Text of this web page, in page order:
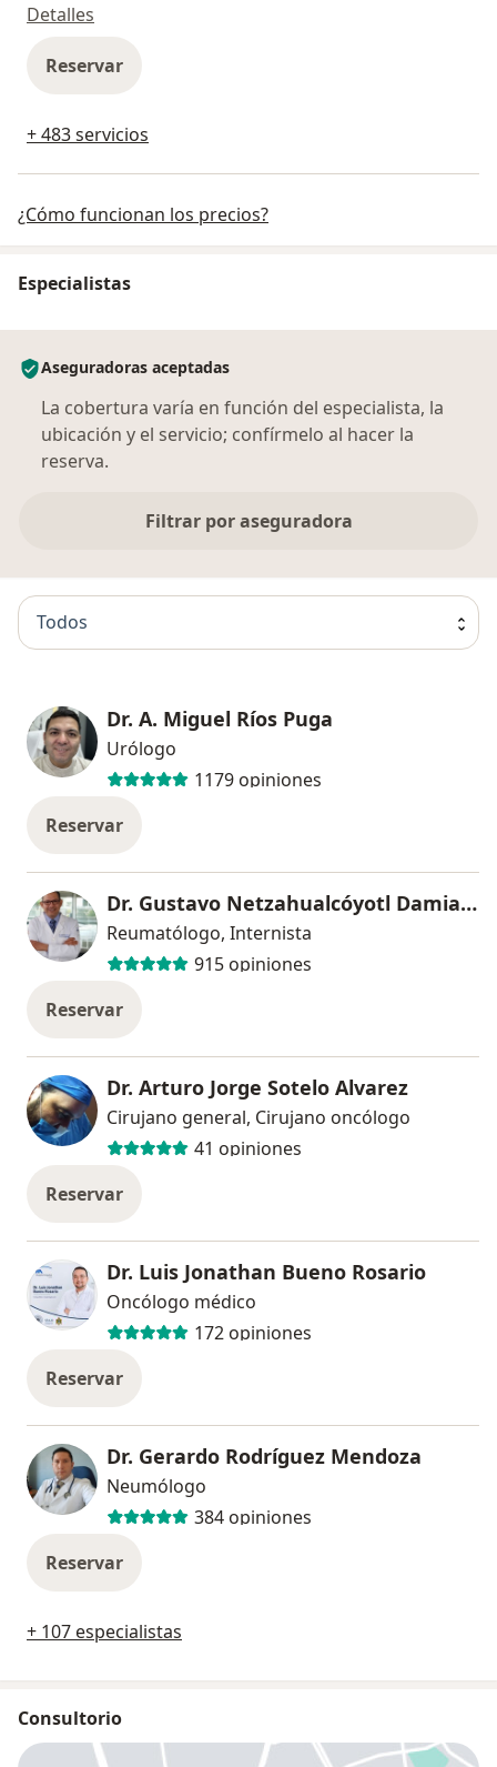
Detalles
Reservar
+ 483 servicios
¿Cómo funcionan los precios?
Especialistas
Aseguradoras aceptadas
La cobertura varía en función del especialista, la
ubicación y el servicio; confírmelo al hacer la
reserva.
Filtrar por aseguradora
Todos
Dr. A. Miguel Ríos Puga
Urólogo
1179 opiniones
Reservar
Dr. Gustavo Netzahualcóyotl Damian Abrego
Reumatólogo, Internista
915 opiniones
Reservar
Dr. Arturo Jorge Sotelo Alvarez
Cirujano general, Cirujano oncólogo
41 opiniones
Reservar
Dr. Luis Jonathan Bueno Rosario
Oncólogo médico
172 opiniones
Reservar
Dr. Gerardo Rodríguez Mendoza
Neumólogo
384 opiniones
Reservar
+ 107 especialistas
Consultorio